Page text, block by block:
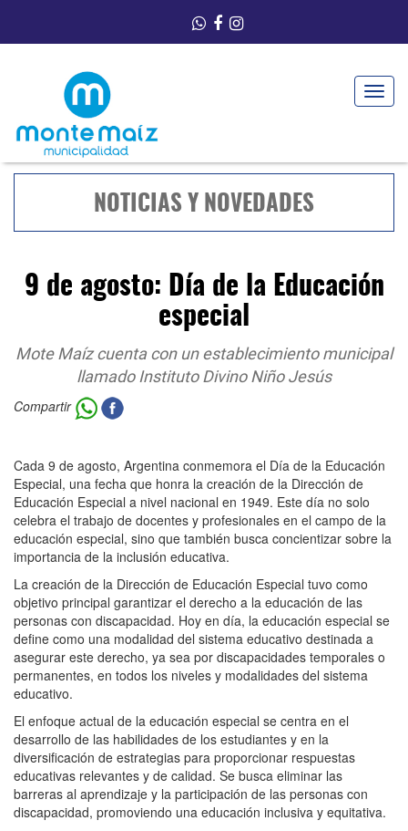
Toggle
NOTICIAS Y NOVEDADES
9 de agosto: Día de la Educación
especial
Mote Maíz cuenta con un establecimiento municipal
llamado Instituto Divino Niño Jesús
Compartir
Cada 9 de agosto, Argentina conmemora el Día de la Educación
Especial, una fecha que honra la creación de la Dirección de
Educación Especial a nivel nacional en 1949. Este día no solo
celebra el trabajo de docentes y profesionales en el campo de la
educación especial, sino que también busca concientizar sobre la
importancia de la inclusión educativa.
La creación de la Dirección de Educación Especial tuvo como
objetivo principal garantizar el derecho a la educación de las
personas con discapacidad. Hoy en día, la educación especial se
define como una modalidad del sistema educativo destinada a
asegurar este derecho, ya sea por discapacidades temporales o
permanentes, en todos los niveles y modalidades del sistema
educativo.
El enfoque actual de la educación especial se centra en el
desarrollo de las habilidades de los estudiantes y en la
diversificación de estrategias para proporcionar respuestas
educativas relevantes y de calidad. Se busca eliminar las
barreras al aprendizaje y la participación de las personas con
discapacidad, promoviendo una educación inclusiva y equitativa.